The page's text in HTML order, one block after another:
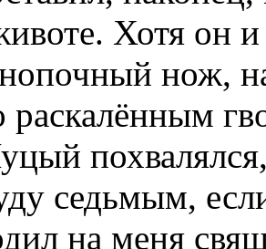
Хотя он
нож,
седьмым,
на меня